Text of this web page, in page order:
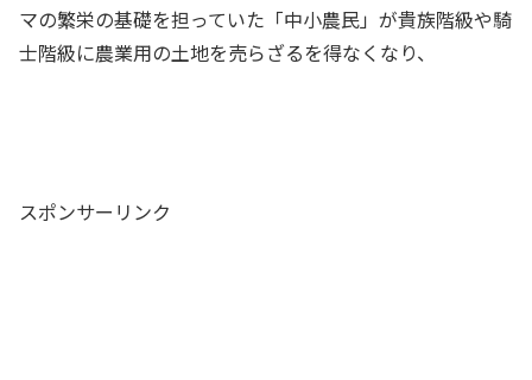
マの繁栄の基礎を担っていた「中小農民」が貴族階級や騎
士階級に農業用の土地を売らざるを得なくなり、
スポンサーリンク